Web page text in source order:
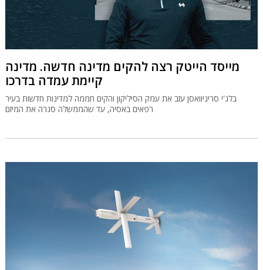
מייסד הייטק רצה להקים מדינה חדשה. מדינה
קיימת עמדה בדרכו
בלג'י סריניוואסן עזב את עמק הסיליקון והקים חממה למדינות חדשות בעיר
רפאים באסיה, עד שהממשלה סגרה את המיזם